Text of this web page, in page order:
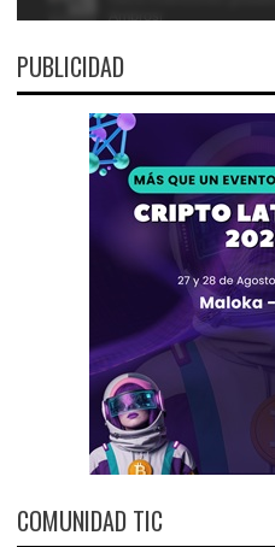
PUBLICIDAD
COMUNIDAD TIC